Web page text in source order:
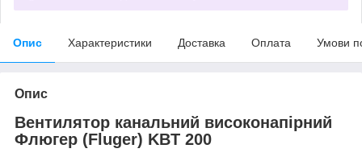
Опис Характеристики Доставка Оплата Умови
Опис
Вентилятор канальний високонапірний
Флюгер (Fluger) KBT 200